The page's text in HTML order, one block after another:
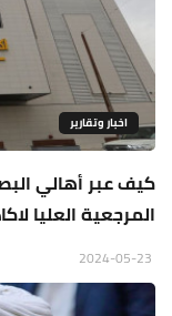
اخبار وتقارير
كيف عبر أهالي
المرجعية العليا